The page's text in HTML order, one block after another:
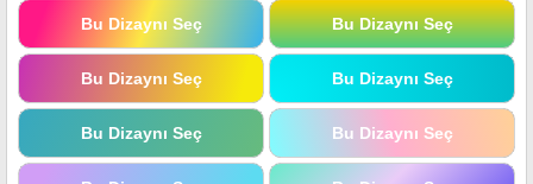
Bu Dizaynı Seç Bu Dizaynı Seç
Bu Dizaynı Seç Bu Dizaynı Seç
Bu Dizaynı Seç Bu Dizaynı Seç